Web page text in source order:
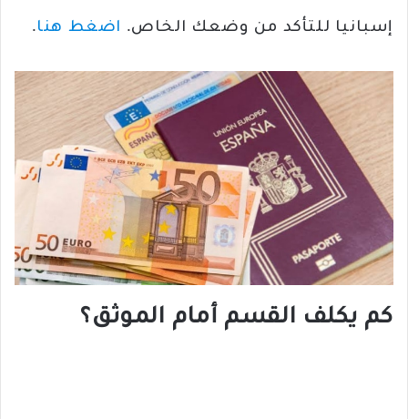
إسبانيا للتأكد من وضعك الخاص. اضغط هنا.
كم يكلف القسم أمام الموثق؟